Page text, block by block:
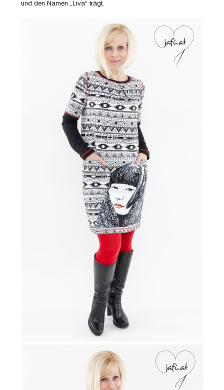
und den Namen „Liva“ trägt.